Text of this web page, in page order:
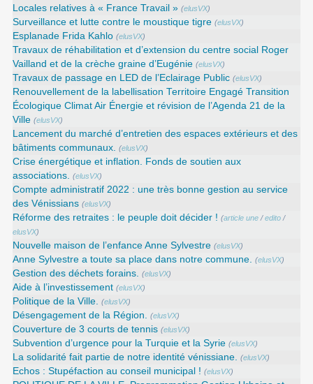
Locales relatives à « France Travail » (elusVX)
Surveillance et lutte contre le moustique tigre (elusVX)
Esplanade Frida Kahlo (elusVX)
Travaux de réhabilitation et d’extension du centre social Roger
Vailland et de la crèche graine d’Eugénie (elusVX)
Travaux de passage en LED de l’Eclairage Public (elusVX)
Renouvellement de la labellisation Territoire Engagé Transition
Écologique Climat Air Énergie et révision de l’Agenda 21 de la
Ville (elusVX)
Lancement du marché d’entretien des espaces extérieurs et des
bâtiments communaux.
(elusVX)
Crise énergétique et inflation. Fonds de soutien aux
associations.
(elusVX)
Compte administratif 2022 : une très bonne gestion au service
des Vénissians (elusVX)
Réforme des retraites : le peuple doit décider ! (article une /edito /
elusVX)
Nouvelle maison de l’enfance Anne Sylvestre (elusVX)
Anne Sylvestre a toute sa place dans notre commune. (elusVX)
Gestion des déchets forains. (elusVX)
Aide à l’investissement (elusVX)
Politique de la Ville. (elusVX)
Désengagement de la Région. (elusVX)
Couverture de 3 courts de tennis (elusVX)
Subvention d’urgence pour la Turquie et la Syrie (elusVX)
La solidarité fait partie de notre identité vénissiane. (elusVX)
Echos : Stupéfaction au conseil municipal ! (elusVX)